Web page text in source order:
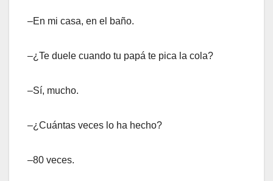
–En mi casa, en el baño.
–¿Te duele cuando tu papá te pica la cola?
–Sí, mucho.
–¿Cuántas veces lo ha hecho?
–80 veces.